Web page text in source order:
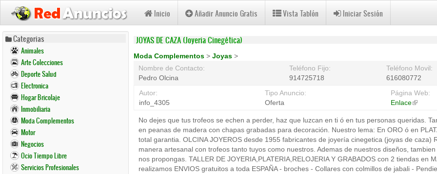
Pasar
contenido
principal
Inicio Añadir Anuncio Gratis Vista Tablón Iniciar Sesión
Categorias
Animales
Arte Colecciones
Deporte Salud
Electronica
Hogar Bricolaje
Inmobiliaria
Moda Complementos
Motor
Negocios
Ocio Tiempo Libre
Servicios Profesionales
JOYAS DE CAZA (Joyeria Cinegética)
Moda Complementos > Joyas >
Nombre de Contacto:
Pedro Olcina
Teléfono Fijo:
914725718
Teléfono Movil:
616080772
Autor:
info_4305
Tipo Anuncio:
Oferta
Página Web:
Enlace(link
No dejes que tus trofeos se echen a perder, haz que luzcan en ti ó en tus personas queridas.
en peanas de madera con chapas grabadas para decoración. Nuestro lema: En ORO ó en
total garantia. OLCINA JOYEROS desde 1955 fabricantes de joyería cinegetica (joyas de caza)
manera artesanal con trofeos tanto tuyos como nuestros. Ademas de nuestros diseños,
nos propongas. TALLER DE JOYERIA,PLATERIA,RELOJERIA Y GRABADOS con 2 tiendas en
realizamos ENVIOS gratuitos a toda ESPAÑA - broches - Collares con colmillos de jabali -